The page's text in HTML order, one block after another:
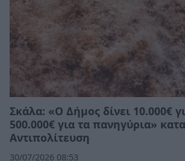
Σκάλα: «Ο Δήμος δίνει 10.000€
500.000€ για τα πανηγύρια»
Αντιπολίτευση
30/07/2026 08:53